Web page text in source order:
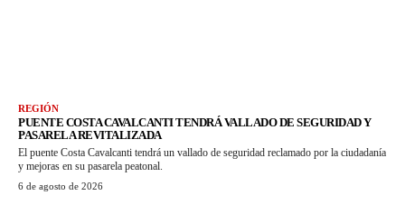
REGIÓN
PUENTE COSTA CAVALCANTI TENDRÁ VALLADO DE SEGURIDAD Y
PASARELA REVITALIZADA
El puente Costa Cavalcanti tendrá un vallado de seguridad reclamado por la ciudadanía
y mejoras en su pasarela peatonal.
6 de agosto de 2026